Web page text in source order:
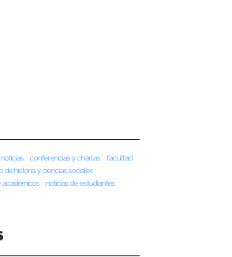
conferencias y charlas
facultad
de historia y ciencias sociales
académicos
noticias de estudiantes